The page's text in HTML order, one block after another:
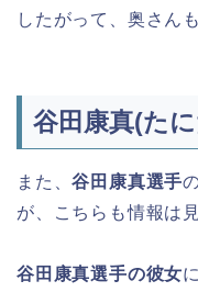
したがって、奥さん
谷田康真(た
また、谷田康真選手
が、こちらも情報は
谷田康真選手の彼女